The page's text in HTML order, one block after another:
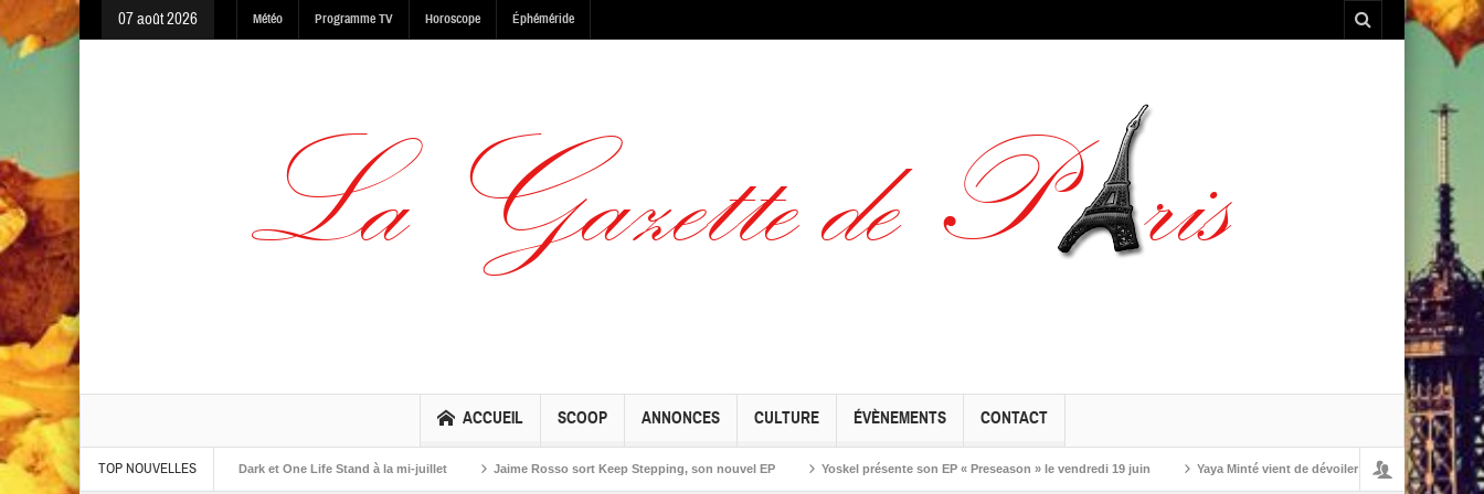
07 août 2026 Météo Programme TV Horoscope Éphéméride
ACCUEIL SCOOP ANNONCES CULTURE ÉVÈNEMENTS CONTACT
TOP NOUVELLES
The Warning, Made In The Dark et One Life Stand à la mi-juillet Jaime Rosso sort Keep Stepping, son nouvel EP Yoskel présente son EP « Preseason » le vendredi 19 juin Yaya Minté vient de dévoiler ‘So’, son premier album